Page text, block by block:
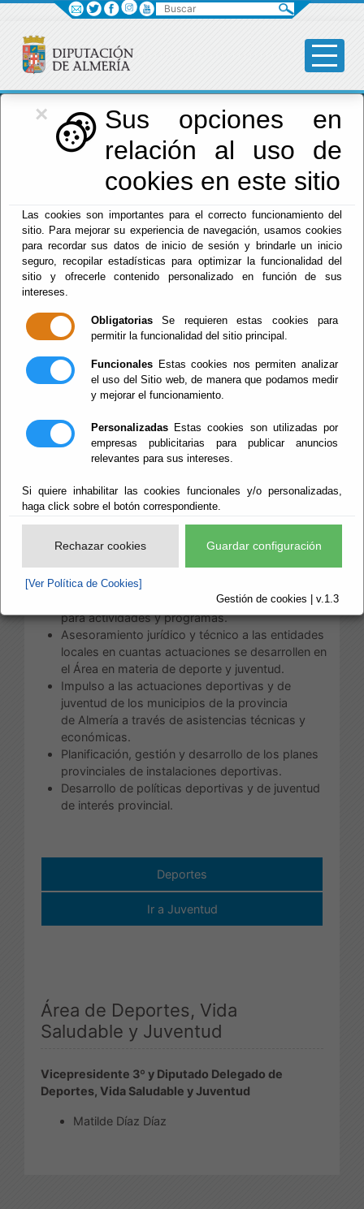
×
Sus opciones en
relación al uso de
cookies en este sitio
Las cookies son importantes para el correcto funcionamiento del
sitio. Para mejorar su experiencia de navegación, usamos cookies
para recordar sus datos de inicio de sesión y brindarle un inicio
seguro, recopilar estadísticas para optimizar la funcionalidad del
sitio y ofrecerle contenido personalizado en función de sus
intereses.
Obligatorias Se requieren estas cookies para
permitir la funcionalidad del sitio principal.
Funcionales Estas cookies nos permiten analizar
el uso del Sitio web, de manera que podamos medir
y mejorar el funcionamiento.
Personalizadas Estas cookies son utilizadas por
empresas publicitarias para publicar anuncios
relevantes para sus intereses.
Si quiere inhabilitar las cookies funcionales y/o personalizadas,
haga click sobre el botón correspondiente.
Rechazar cookies Guardar configuración
[Ver Política de Cookies]
Gestión de cookies | v.1.3
Diputación
Menú Diputación
Deportes, Vida
Saludable y
Juventud
Área de Deportes, Vida
Saludable y Juventud
a su estructura, son:
Juventud:
Planificación, gestión y desarrollo de Planes
generales provinciales de deportes y Juventud
para actividades y programas.
Asesoramiento jurídico y técnico a las entidades
locales en cuantas actuaciones se desarrollen en
el Área en materia de deporte y juventud.
Impulso a las actuaciones deportivas y de
juventud de los municipios de la provincia
de Almería a través de asistencias técnicas y
económicas.
Planificación, gestión y desarrollo de los planes
provinciales de instalaciones deportivas.
Desarrollo de políticas deportivas y de juventud
de interés provincial.
Deportes
Ir a Juventud
Área de Deportes, Vida
Saludable y Juventud
Vicepresidente 3º y Diputado Delegado de
Deportes, Vida Saludable y Juventud
Matilde Díaz Díaz
Buscar